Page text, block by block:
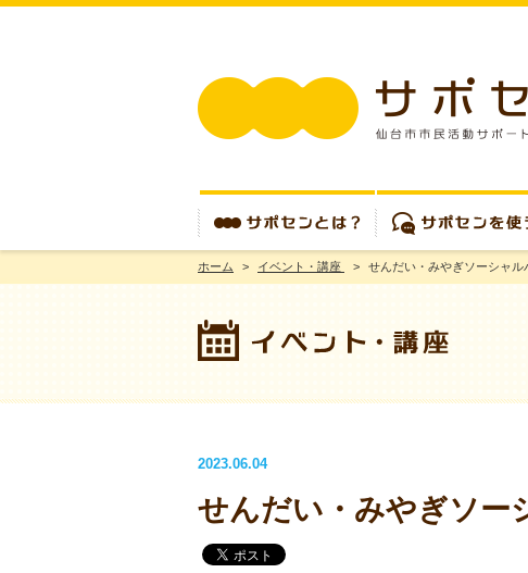
サポセンとは？ サポセンを使う
ホーム > イベント・講座 > せんだい・みやぎソーシャル
2023.06.04
せんだい・みやぎソー